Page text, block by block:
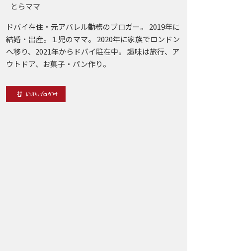
とらママ
ドバイ在住・元アパレル勤務のブロガー。 2019年に
結婚・出産。１児のママ。 2020年に家族でロンドン
へ移り、2021年からドバイ駐在中。 趣味は旅行、ア
ウトドア、お菓子・パン作り。